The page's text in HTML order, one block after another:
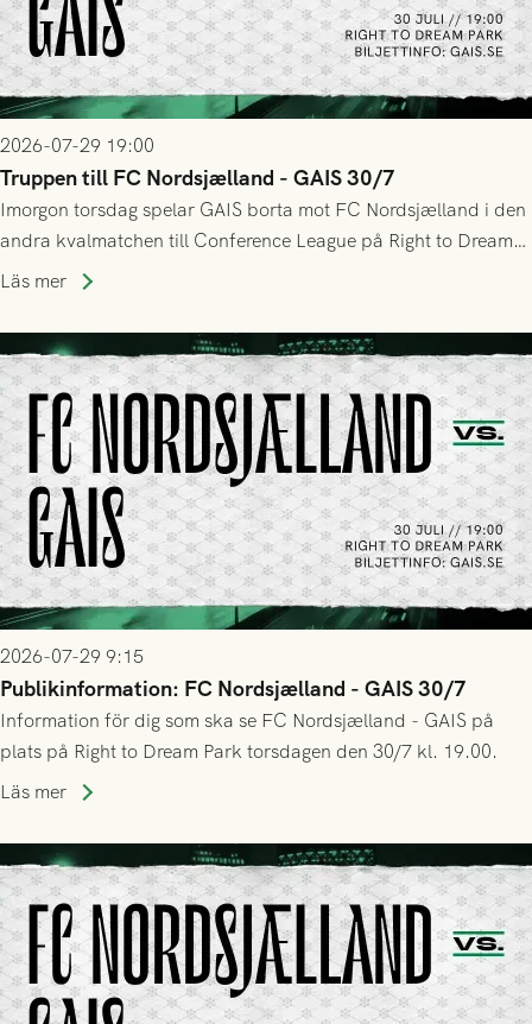
2026-07-29 19:00
Truppen till FC Nordsjælland - GAIS 30/7
Imorgon torsdag spelar GAIS borta mot FC Nordsjælland i den
andra kvalmatchen till Conference League på Right to Dream
Park! Fredrik Holmberg och ledarstaben har tagit ut följande
Läs mer
2026-07-29 9:15
Publikinformation: FC Nordsjælland - GAIS 30/7
Information för dig som ska se FC Nordsjælland - GAIS på
plats på Right to Dream Park torsdagen den 30/7 kl. 19.00.
Läs mer